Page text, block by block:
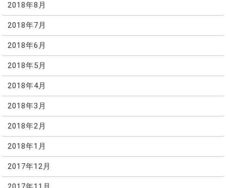
2018年8月
2018年7月
2018年6月
2018年5月
2018年4月
2018年3月
2018年2月
2018年1月
2017年12月